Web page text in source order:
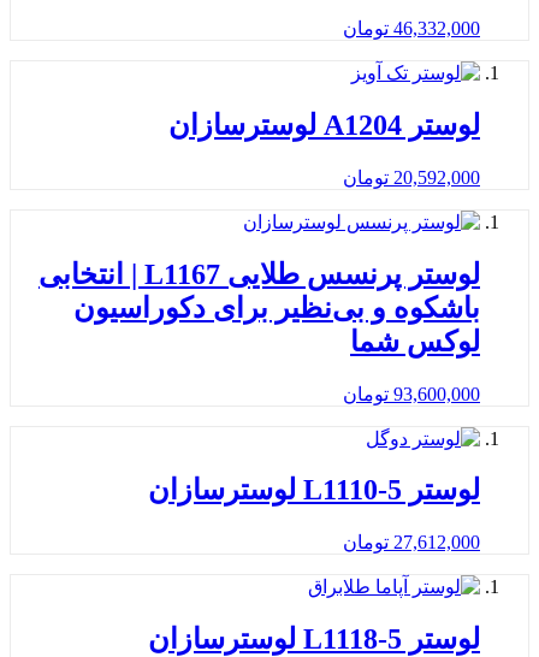
46,332,000 تومان
لوستر A1204 لوسترسازان
20,592,000 تومان
لوستر پرنسس طلایی L1167 | انتخابی
باشکوه و بی‌نظیر برای دکوراسیون
لوکس شما
93,600,000 تومان
لوستر L1110-5 لوسترسازان
27,612,000 تومان
لوستر L1118-5 لوسترسازان